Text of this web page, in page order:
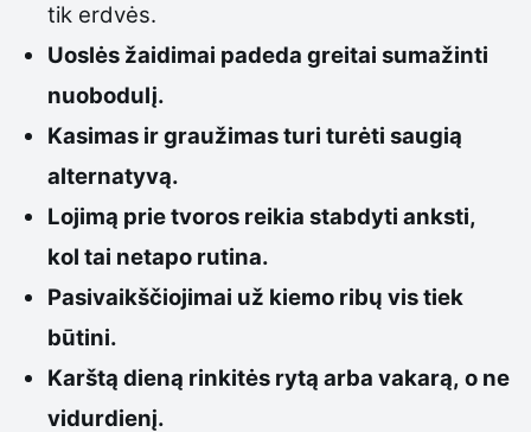
tik erdvės.
Uoslės žaidimai padeda greitai sumažinti
nuobodulį.
Kasimas ir graužimas turi turėti saugią
alternatyvą.
Lojimą prie tvoros reikia stabdyti anksti,
kol tai netapo rutina.
Pasivaikščiojimai už kiemo ribų vis tiek
būtini.
Karštą dieną rinkitės rytą arba vakarą, o ne
vidurdienį.